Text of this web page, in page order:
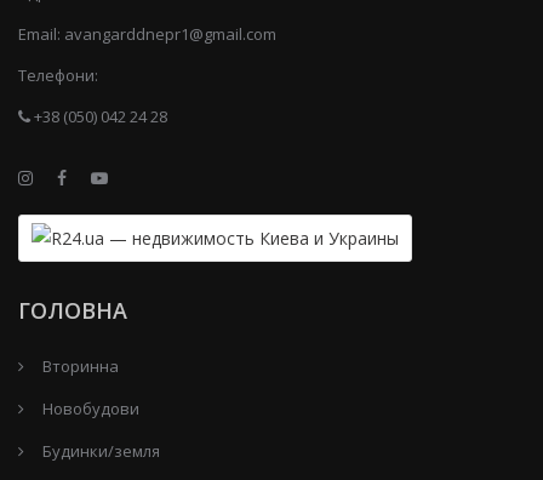
Email: avangarddnepr1@gmail.com
Телефони:
+38 (050) 042 24 28
ГОЛОВНА
Вторинна
Новобудови
Будинки/земля